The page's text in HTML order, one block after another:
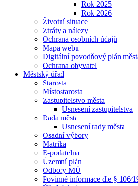
Rok 2025
Rok 2026
Životní situace
Ztráty a nálezy
Ochrana osobních údajů
Mapa webu
Digitální povodňový plán
Ochrana obyvatel
Městský úřad
Starosta
Místostarosta
Zastupitelstvo města
Usnesení zastupitelstva
Rada města
Usnesení rady města
Osadní výbory
Matrika
E-podatelna
Územní plán
Odbory MÚ
Povinné informace dle §